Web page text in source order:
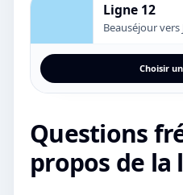
Ligne 12
Beauséjour vers
Choisir
Questions
propos de la